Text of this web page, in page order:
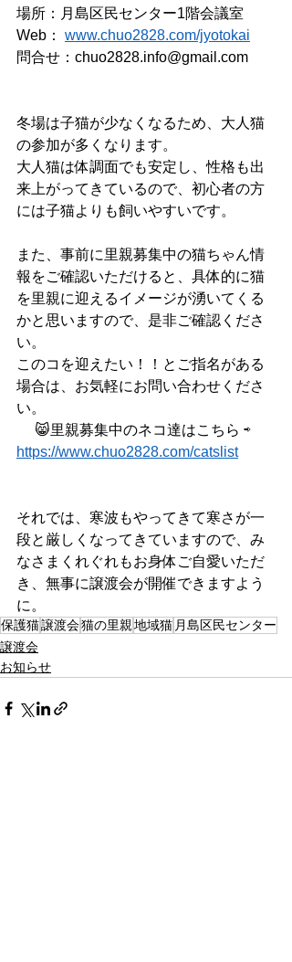
場所：月島区民センター1階会議室
Web： www.chuo2828.com/jyotokai
問合せ：chuo2828.info@gmail.com
冬場は子猫が少なくなるため、大人猫
の参加が多くなります。
大人猫は体調面でも安定し、性格も出
来上がってきているので、初心者の方
には子猫よりも飼いやすいです。
また、事前に里親募集中の猫ちゃん情
報をご確認いただけると、具体的に猫
を里親に迎えるイメージが湧いてくる
かと思いますので、是非ご確認くださ
い。
このコを迎えたい！！とご指名がある
場合は、お気軽にお問い合わせくださ
い。
😸里親募集中のネコ達はこちら ⇨
https://www.chuo2828.com/catslist
それでは、寒波もやってきて寒さが一
段と厳しくなってきていますので、み
なさまくれぐれもお身体ご自愛いただ
き、無事に譲渡会が開催できますよう
に。
保護猫譲渡会猫の里親地域猫 月島区民センター
譲渡会
お知らせ